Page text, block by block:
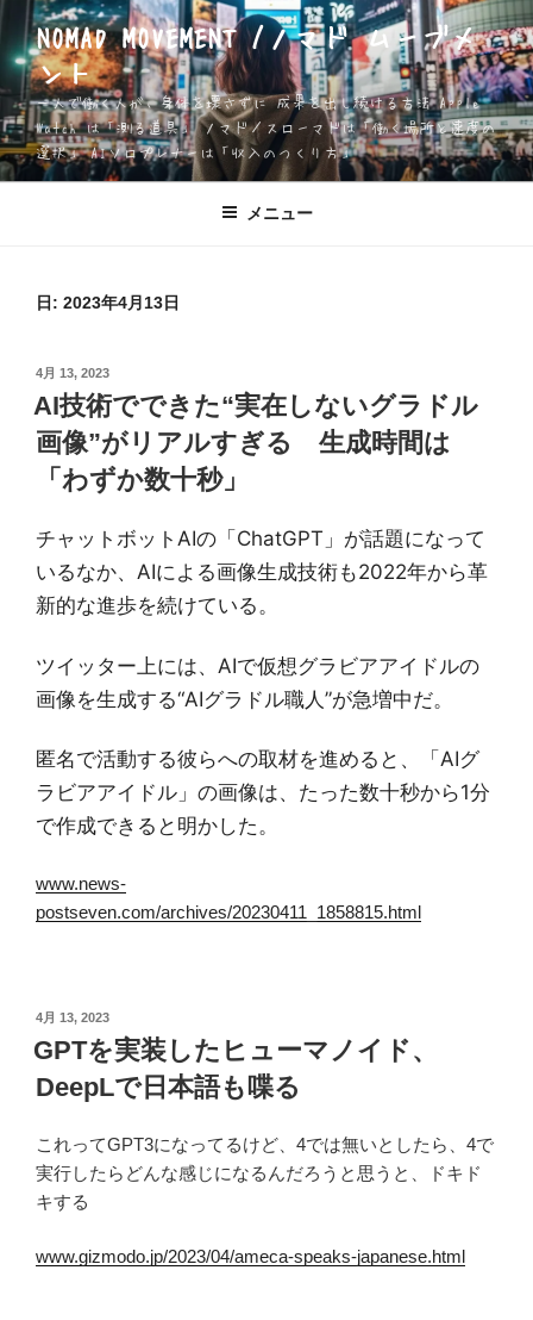
ン
テ
ン
ツ
へ
ス
NOMAD MOVEMENT /ノマド ムーブメ
ント
一人で働く人が、身体を壊さずに 成果を出し続ける方法 Apple
Watch は「測る道具」 ノマド／スローマドは「働く場所と速度の
選択」 AIソロプレナーは「収入のつくり方」
メニュー
日: 2023年4月13日
投
日:
4月 13, 2023
AI技術でできた“実在しないグラドル
画像”がリアルすぎる 生成時間は
「わずか数十秒」
チャットボット AIの「 ChatGPT 」が話題になって
いるなか、 AIによる画像生成技術も2022年から革
新的な進歩を続けている。
ツイッター上には、 AIで仮想グラビアアイドルの
画像を生成する“AIグラドル職人 ”が急増中だ。
匿名で活動する彼らへの取材を進めると、「 AIグ
ラビアアイドル」の画像は、たった数十秒から1分
で作成できると明かした。
www.news-
postseven.com/archives/20230411_1858815.html
投
日:
4月 13, 2023
GPTを実装したヒューマノイド、
DeepLで日本語も喋る
これってGPT3になってるけど、4では無いとしたら、4で
実行したらどんな感じになるんだろうと思うと、ドキド
キする
www.gizmodo.jp/2023/04/ameca-speaks-japanese.html